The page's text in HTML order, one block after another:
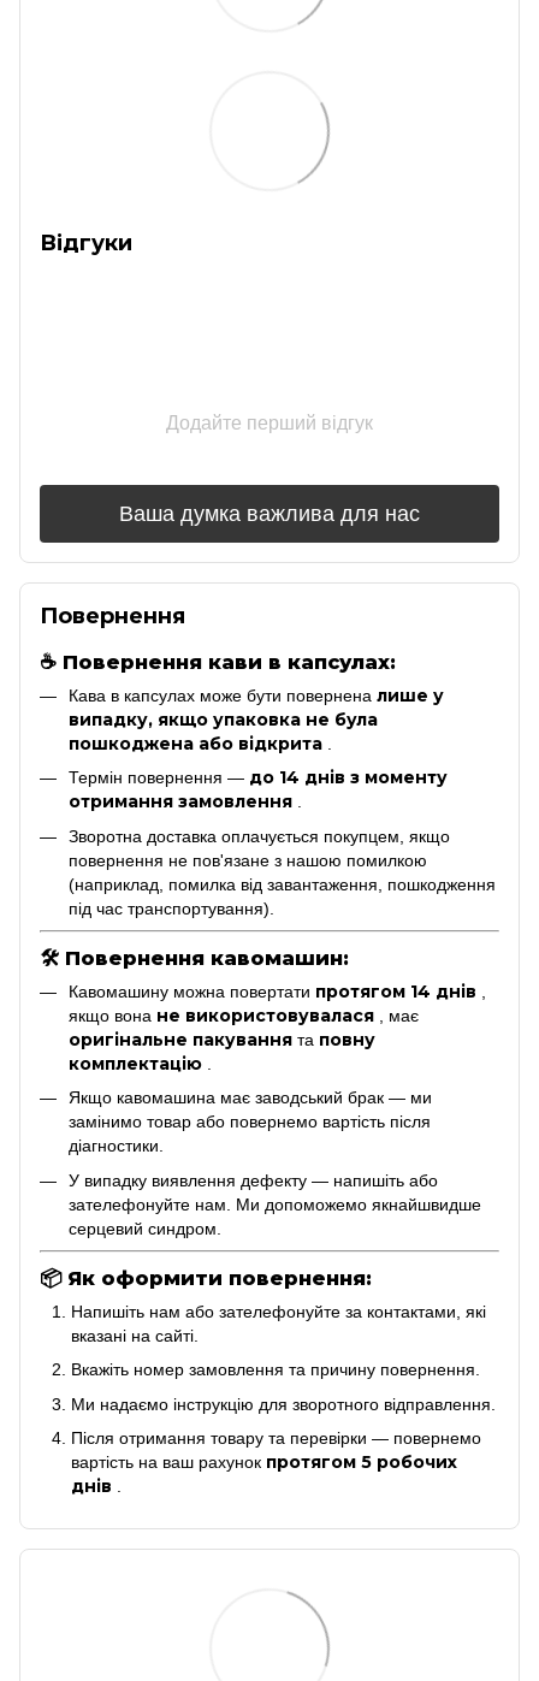
Відгуки
Додайте перший відгук
Ваша думка важлива для нас
Повернення
☕ Повернення кави в капсулах:
Кава в капсулах може бути повернена лише у
випадку, якщо упаковка не була
пошкоджена або відкрита
Термін повернення — до 14 днів з моменту
отримання замовлення .
Зворотна доставка оплачується покупцем, якщо
повернення не пов'язане з нашою помилкою
(наприклад, помилка від завантаження, пошкодження
під час транспортування).
🛠 Повернення кавомашин:
Кавомашину можна повертати протягом 14 днів
якщо вона не використовувалася , має
оригінальне пакування та повну
комплектацію
Якщо кавомашина має заводський брак — ми
замінимо товар або повернемо вартість після
діагностики.
У випадку виявлення дефекту — напишіть або
зателефонуйте нам. Ми допоможемо якнайшвидше
серцевий синдром.
📦Як оформити повернення:
Напишіть нам або зателефонуйте за контактами, які
вказані на сайті.
Вкажіть номер замовлення та причину повернення.
Ми надаємо інструкцію для зворотного відправлення.
Після отримання товару та перевірки — повернемо
вартість на ваш рахунок протягом 5 робочих
днів